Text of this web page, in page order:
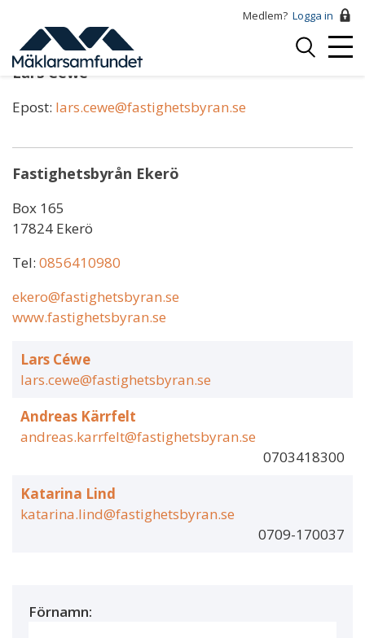
huvudinnehåll
Medlem? Logga in
Logga
Lars Céwe
Epost: lars.cewe@fastighetsbyran.se
Fastighetsbyrån Ekerö
Box 165
17824 Ekerö
Tel: 0856410980
ekero@fastighetsbyran.se
www.fastighetsbyran.se
Lars Céwe
lars.cewe@fastighetsbyran.se
Andreas Kärrfelt
andreas.karrfelt@fastighetsbyran.se
0703418300
Katarina Lind
katarina.lind@fastighetsbyran.se
0709-170037
Förnamn: